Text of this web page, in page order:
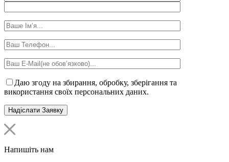
Даю згоду на збирання, обробку, зберігання та
використання своїх персональних даних.
Напишіть нам